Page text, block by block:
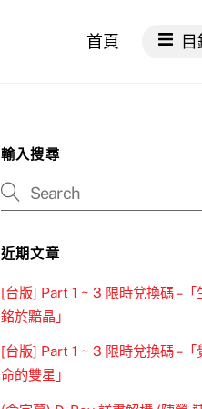
首頁 目
輸入搜尋
近期文章
[台版] Part 1 ~ 3 限時兌換碼 –「
銘於黯晶」
[台版] Part 1 ~ 3 限時兌換碼 –「
命的雙星」